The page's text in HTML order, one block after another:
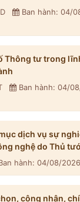
Ban hành: 04/
Thông tư trong
Ban hành: 04/
dịch vụ sự
nghệ do Thủ
hành: 04/08/2026
công nhận,